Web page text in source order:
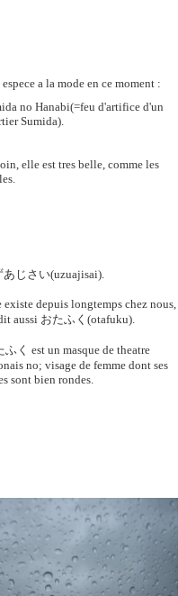
a la mode en ce moment :
no Hanabi(=feu d'artifice d'un
Sumida).
elle est tres belle, comme les
あじさい(uzuajisai).
existe depuis longtemps chez nous,
aussi おたふく (otafuku).
ふく est un masque de theatre
no; visage de femme dont ses
sont bien rondes.